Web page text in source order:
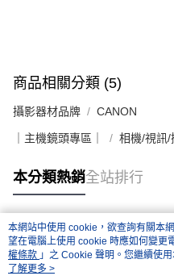
商品相關分類 (5)
攝影器材品牌 CANON
｜主機鏡頭專區｜ 相機/視訊/
本分類熱銷全站排行
熱門標籤
本網站中使用 cookie，欲查詢有關本
望在電腦上使用 cookie 時應如何變更
權條款 」之 Cookie 聲明。您繼續使
用條款之 Cookie 聲明使用 cookie。
了解更多 >